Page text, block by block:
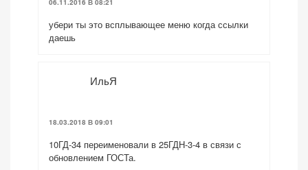
06.11.2016 В 08:21
убери ты это всплывающее меню когда ссылки
даешь
ИльЯ
18.03.2018 В 09:01
10ГД-34 переименовали в 25ГДН-3-4 в связи с
обновлением ГОСТа.